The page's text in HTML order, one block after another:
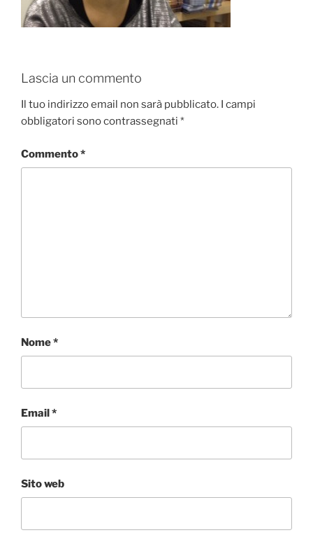
Lascia un commento
Il tuo indirizzo email non sarà pubblicato. I campi
obbligatori sono contrassegnati *
Commento*
Nome*
Email*
Sito web